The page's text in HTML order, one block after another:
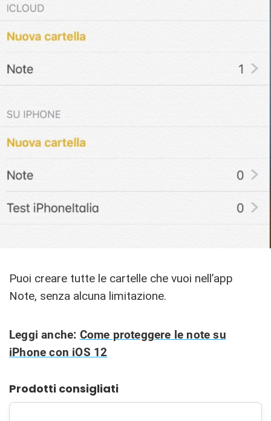
Puoi creare tutte le cartelle che vuoi nell’app
Note, senza alcuna limitazione.
Leggi anche: Come proteggere le note su
iPhone con iOS 12
Prodotti consigliati